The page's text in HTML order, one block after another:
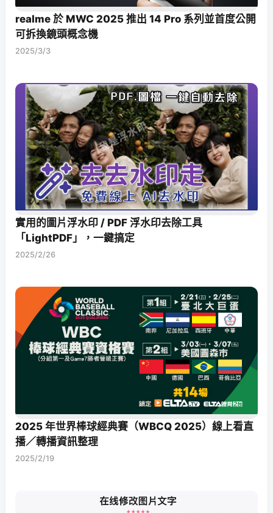
realme 於 MWC 2025 推出 14 Pro 系列並首度公開
可拆換鏡頭概念機
2025/3/3
實用的圖片浮水印 / PDF 浮水印去除工具
「LightPDF」，一鍵搞定
2025/2/26
2025 年世界棒球經典賽（WBCQ 2025）線上看直
播／轉播資訊整理
2025/2/19